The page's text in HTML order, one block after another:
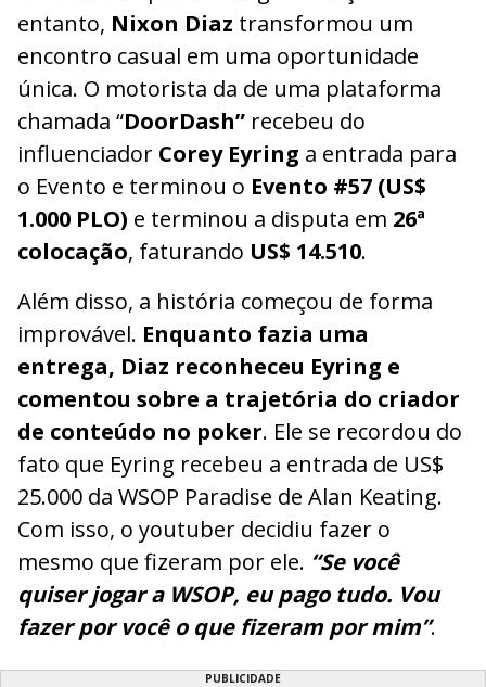
entanto, Nixon Diaz transformou um
encontro casual em uma oportunidade
única. O motorista da de uma plataforma
chamada “DoorDash” recebeu do
influenciador Corey Eyring a entrada para
o Evento e terminou o Evento #57 (US$
1.000 PLO) e terminou a disputa em 26ª
colocação, faturando US$ 14.510.
Além disso, a história começou de forma
improvável. Enquanto fazia uma
entrega, Diaz reconheceu Eyring e
comentou sobre a trajetória do criador
de conteúdo no poker. Ele se recordou do
fato que Eyring recebeu a entrada de US$
25.000 da WSOP Paradise de Alan Keating.
Com isso, o youtuber decidiu fazer o
mesmo que fizeram por ele. “Se você
quiser jogar a WSOP, eu pago tudo. Vou
fazer por você o que fizeram por mim”.
PUBLICIDADE